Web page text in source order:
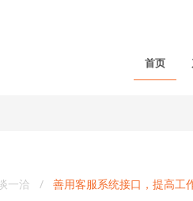
首页
一洽 / 善用客服系统接口，提高工